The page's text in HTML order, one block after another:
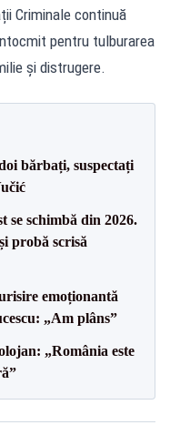
Criminale continuă
pentru tulburarea
și distrugere.
bărbați, suspectați
se schimbă din 2026.
probă scrisă
emoționantă
„Am plâns”
„România este